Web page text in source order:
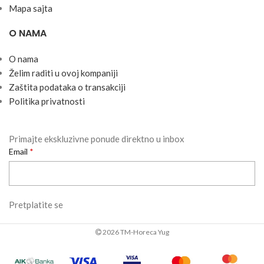
Mapa sajta
O NAMA
O nama
Želim raditi u ovoj kompaniji
Zaštita podataka o transakciji
Politika privatnosti
Primajte ekskluzivne ponude direktno u inbox
Email
Pretplatite se
2026 TM-Horeca Yug